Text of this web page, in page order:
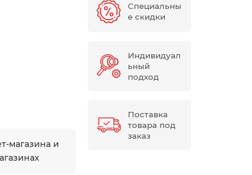
магазина и
Специальны
е скидки
Индивидуал
ьный
подход
Поставка
товара под
заказ